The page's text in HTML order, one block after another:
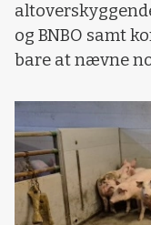
og BNBO samt
bare at nævne